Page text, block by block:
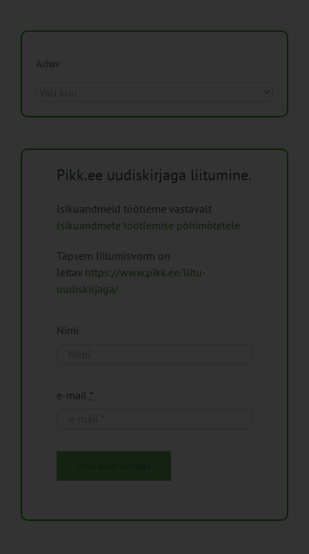
Arhiiv
Pikk.ee uudiskirjaga liitumine.
Isikuandmeid töötleme vastavalt
Isikuandmete töötlemise põhimõtetele
Täpsem liitumisvorm on
leitav https://www.pikk.ee/liitu-
uudiskirjaga/
Nimi
e-mail *